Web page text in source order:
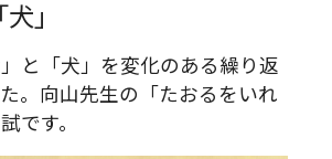
」
と「犬」を変化のある繰り返
。向山先生の「たおるをいれ
です。